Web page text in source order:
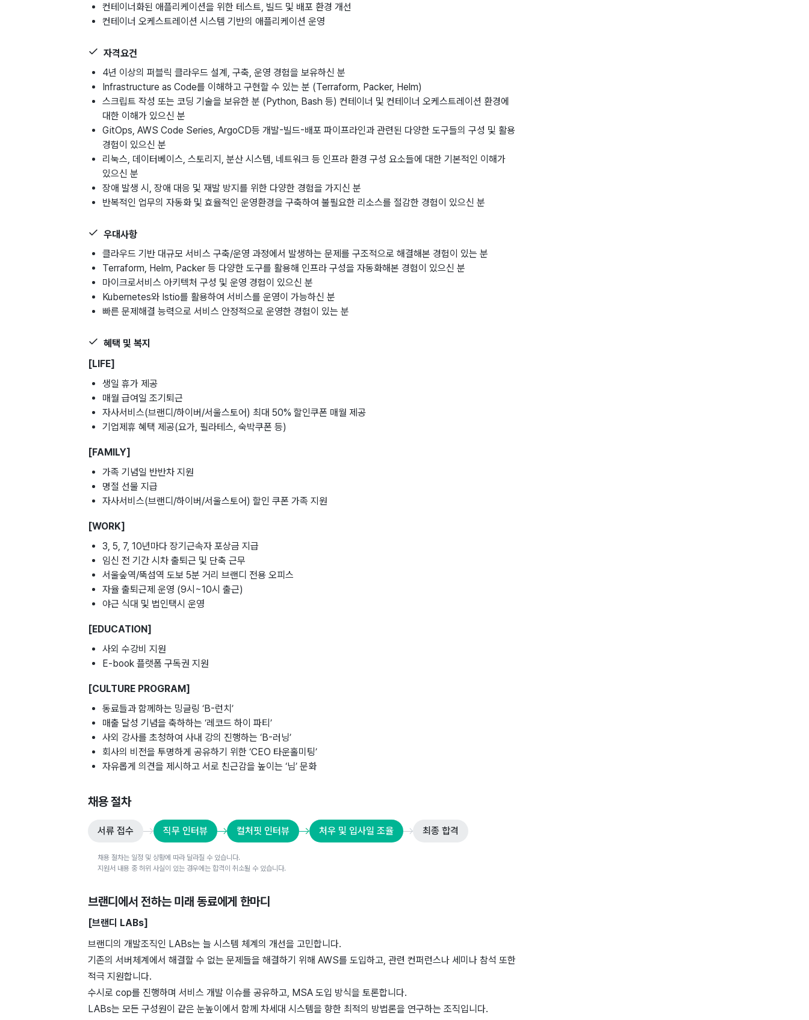
컨테이너화된 애플리케이션을 위한 테스트, 빌드 및 배포 환경 개선
컨테이너 오케스트레이션 시스템 기반의 애플리케이션 운영
자격요건
4년 이상의 퍼블릭 클라우드 설계, 구축, 운영 경험을 보유하신 분
Infrastructure as Code를 이해하고 구현할 수 있는 분 (Terraform, Packer, Helm)
스크립트 작성 또는 코딩 기술을 보유한 분 (Python, Bash 등) 컨테이너 및 컨테이너 오케스트레이션 환경에
대한 이해가 있으신 분
GitOps, AWS Code Series, ArgoCD등 개발-빌드-배포 파이프라인과 관련된 다양한 도구들의 구성 및 활용
경험이 있으신 분
리눅스, 데이터베이스, 스토리지, 분산 시스템, 네트워크 등 인프라 환경 구성 요소들에 대한 기본적인 이해가
있으신 분
장애 발생 시, 장애 대응 및 재발 방지를 위한 다양한 경험을 가지신 분
반복적인 업무의 자동화 및 효율적인 운영환경을 구축하여 불필요한 리소스를 절감한 경험이 있으신 분
우대사항
클라우드 기반 대규모 서비스 구축/운영 과정에서 발생하는 문제를 구조적으로 해결해본 경험이 있는 분
Terraform, Helm, Packer 등 다양한 도구를 활용해 인프라 구성을 자동화해본 경험이 있으신 분
마이크로서비스 아키텍처 구성 및 운영 경험이 있으신 분
Kubernetes와 Istio를 활용하여 서비스를 운영이 가능하신 분
빠른 문제해결 능력으로 서비스 안정적으로 운영한 경험이 있는 분
혜택 및 복지
[LIFE]
생일 휴가 제공
매월 급여일 조기퇴근
자사서비스(브랜디/하이버/서울스토어) 최대 50% 할인쿠폰 매월 제공
기업제휴 혜택 제공(요가, 필라테스, 숙박쿠폰 등)
[FAMILY]
가족 기념일 반반차 지원
명절 선물 지급
자사서비스(브랜디/하이버/서울스토어) 할인 쿠폰 가족 지원
[WORK]
3, 5, 7, 10년마다 장기근속자 포상금 지급
임신 전 기간 시차 출퇴근 및 단축 근무
서울숲역/뚝섬역 도보 5분 거리 브랜디 전용 오피스
자율 출퇴근제 운영 (9시~10시 출근)
야근 식대 및 법인택시 운영
[EDUCATION]
사외 수강비 지원
E-book 플랫폼 구독권 지원
[CULTURE PROGRAM]
동료들과 함께하는 밍글링 ‘B-런치’
매출 달성 기념을 축하하는 ‘레코드 하이 파티’
사외 강사를 초청하여 사내 강의 진행하는 ‘B-러닝’
회사의 비전을 투명하게 공유하기 위한 ‘CEO 타운홀미팅’
자유롭게 의견을 제시하고 서로 친근감을 높이는 ‘님’ 문화
채용 절차
서류 접수 직무 인터뷰 컬처핏 인터뷰 처우 및 입사일 조율 최종 합격
채용 절차는 일정 및 상황에 따라 달라질 수 있습니다.
지원서 내용 중 허위 사실이 있는 경우에는 합격이 취소될 수 있습니다.
브랜디에서 전하는 미래 동료에게 한마디
[브랜디 LABs]
브랜디의 개발조직인 LABs는 늘 시스템 체계의 개선을 고민합니다.
기존의 서버체계에서 해결할 수 없는 문제들을 해결하기 위해 AWS를 도입하고, 관련 컨퍼런스나 세미나 참석 또한
적극 지원합니다.
수시로 cop를 진행하며 서비스 개발 이슈를 공유하고, MSA 도입 방식을 토론합니다.
LABs는 모든 구성원이 같은 눈높이에서 함께 차세대 시스템을 향한 최적의 방법론을 연구하는 조직입니다.